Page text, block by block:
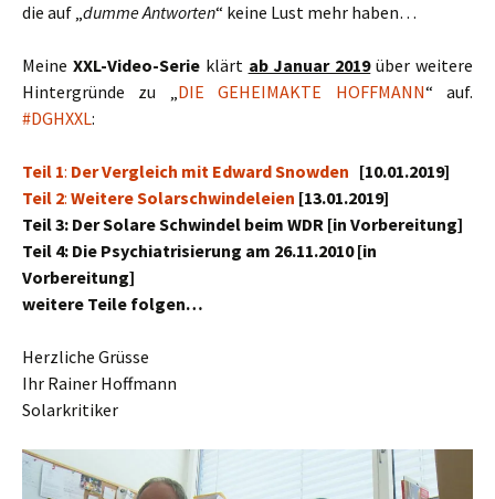
die auf „dumme Antworten“ keine Lust mehr haben…
Meine XXL-Video-Serieklärt ab Januar 2019über weitere
Hintergründe zu „DIE GEHEIMAKTE HOFFMANN“ auf.
#DGHXXL:
Teil 1: Der Vergleich mit Edward Snowden [10.01.2019]
Teil 2: Weitere Solarschwindeleien [13.01.2019]
Teil 3: Der Solare Schwindel beim WDR [in Vorbereitung]
Teil 4: Die Psychiatrisierung am 26.11.2010 [in
Vorbereitung]
weitere Teile folgen…
Herzliche Grüsse
Ihr Rainer Hoffmann
Solarkritiker